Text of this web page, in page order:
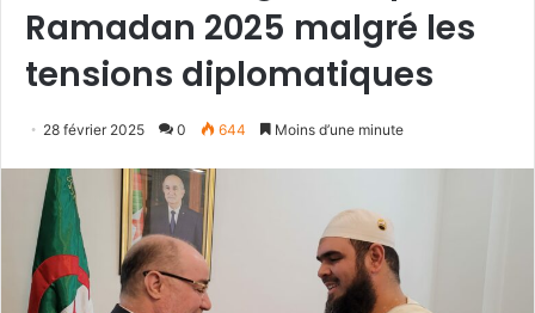
Ramadan 2025 malgré les
tensions diplomatiques
28 février 2025 0 644 Moins d’une minute